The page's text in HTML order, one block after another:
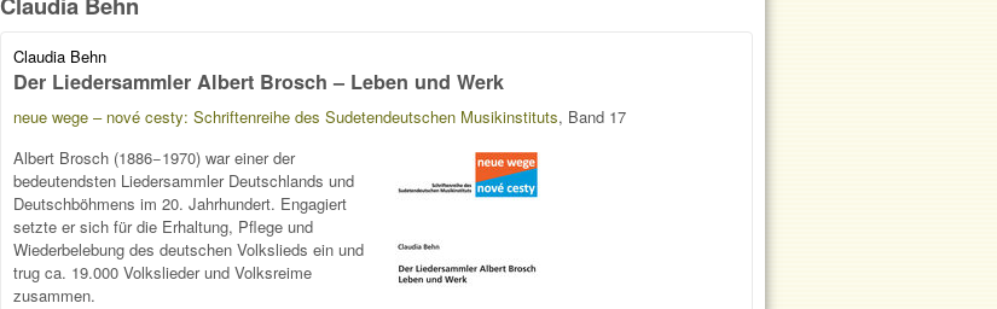
Claudia Behn
Der Liedersammler Albert Brosch – Leben und Werk
neue wege – nové cesty: Schriftenreihe des Sudetendeutschen Musikinstituts, Band 17
Albert Brosch (1886−1970) war einer der
bedeutendsten Liedersammler Deutschlands und
Deutschböhmens im 20. Jahrhundert. Engagiert
setzte er sich für die Erhaltung, Pflege und
Wiederbelebung des deutschen Volkslieds ein und
trug ca. 19.000 Volkslieder und Volksreime
zusammen.